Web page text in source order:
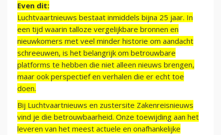
Even dit:
Luchtvaartnieuws bestaat inmiddels bijna 25 jaar. In
een tijd waarin talloze vergelijkbare bronnen en
nieuwkomers met veel minder historie om aandacht
schreeuwen, is het belangrijk om betrouwbare
platforms te hebben die niet alleen nieuws brengen,
maar ook perspectief en verhalen die er echt toe
doen.
Bij Luchtvaartnieuws en zustersite Zakenreisnieuws
vind je die betrouwbaarheid. Onze toewijding aan het
leveren van het meest actuele en onafhankelijke